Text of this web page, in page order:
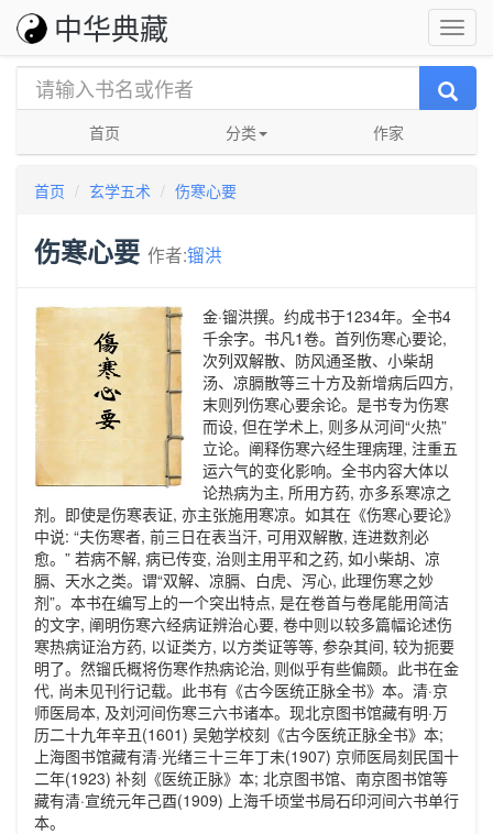
中华典藏
首页 分类 作家
首页 玄学五术 伤寒心要
伤寒心要 作者:镏洪
金·镏洪撰。约成书于1234年。全书4
千余字。书凡1卷。首列伤寒心要论,
次列双解散、防风通圣散、小柴胡
汤、凉膈散等三十方及新增病后四方,
末则列伤寒心要余论。是书专为伤寒
而设, 但在学术上, 则多从河间“火热”
立论。阐释伤寒六经生理病理, 注重五
运六气的变化影响。全书内容大体以
论热病为主, 所用方药, 亦多系寒凉之
剂。即使是伤寒表证, 亦主张施用寒凉。如其在《伤寒心要论》
中说: “夫伤寒者, 前三日在表当汗, 可用双解散, 连进数剂必
愈。” 若病不解, 病已传变, 治则主用平和之药, 如小柴胡、凉
膈、天水之类。谓“双解、凉膈、白虎、泻心, 此理伤寒之妙
剂”。本书在编写上的一个突出特点, 是在卷首与卷尾能用简洁
的文字, 阐明伤寒六经病证辨治心要, 卷中则以较多篇幅论述伤
寒热病证治方药, 以证类方, 以方类证等等, 参杂其间, 较为扼要
明了。然镏氏概将伤寒作热病论治, 则似乎有些偏颇。此书在金
代, 尚未见刊行记载。此书有《古今医统正脉全书》本。清·京
师医局本, 及刘河间伤寒三六书诸本。现北京图书馆藏有明·万
历二十九年辛丑(1601) 吴勉学校刻《古今医统正脉全书》本;
上海图书馆藏有清·光绪三十三年丁未(1907) 京师医局刻民国十
二年(1923) 补刻《医统正脉》本; 北京图书馆、南京图书馆等
藏有清·宣统元年己酉(1909) 上海千顷堂书局石印河间六书单行
本。